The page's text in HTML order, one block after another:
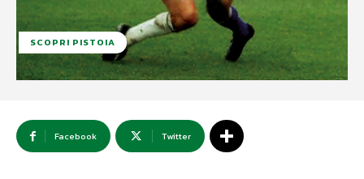
SCOPRI PISTOIA
Facebook Twitter